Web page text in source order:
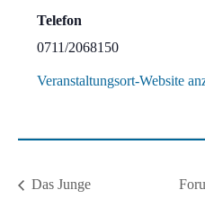
Telefon
0711/2068150
Veranstaltungsort-Website
Das Junge